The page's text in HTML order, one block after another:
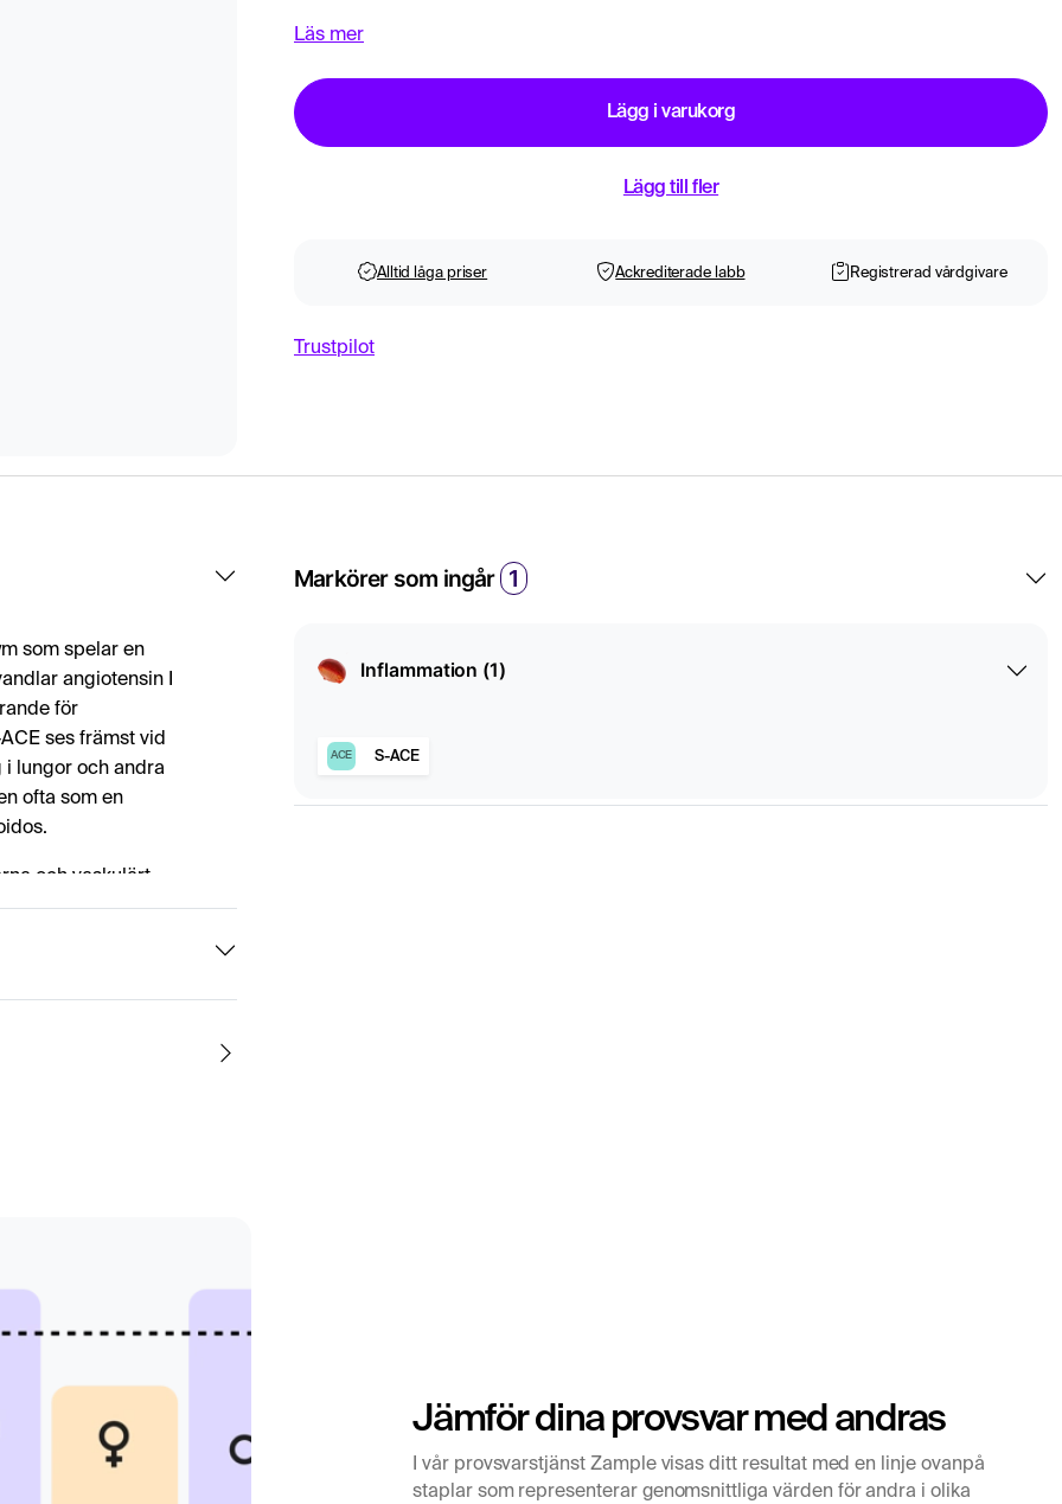
Läs mer
Lägg i varukorg
Lägg till fler
Alltid låga priser Ackrediterade labb Registrerad vårdgivare
Trustpilot
som spelar en
angiotensin I
för
ses främst vid
lungor och andra
ofta som en
och vaskulärt
sjukdomar och vissa
inflammatoriska
andfåddhet,
Markörer som ingår 1
Inflammation (1)
ACE S-ACE
Jämför dina provsvar med andras
I vår provsvarstjänst Zample visas ditt resultat med en linje ovanpå
staplar som representerar genomsnittliga värden för andra i olika